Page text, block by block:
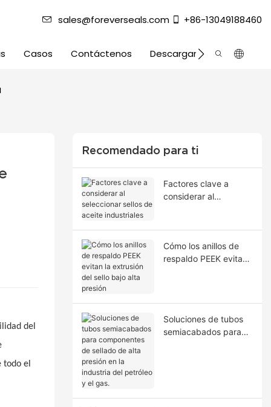
sales@foreverseals.com +86-13049188460
Casos Contáctenos Descargar
del
el
Recomendado para ti
Factores clave a
considerar al
Cómo los anillos de
respaldo PEEK evitan
Soluciones de tubos
semiacabados para